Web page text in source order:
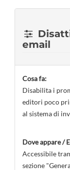
email
Cosa fa:
Disabilita i
editori poco
al sistema di
Dove appare /
Accessibile
sezione